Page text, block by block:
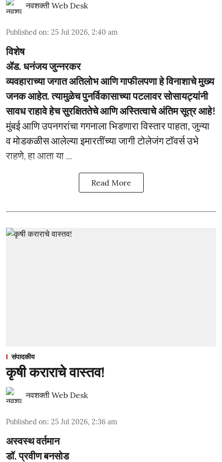
नवशक्ती Web Desk
Published on: 25 Jul 2026, 2:40 am
विशेष
ॲड. धनंजय जुन्नरकर
व्यवहाराच्या जगात अतिलोभ आणि गाफीलपणा हे विनाशाचे मुख्य
जनक आहेत. त्यामुळेच पुनर्विकासाच्या पटलावर सोसायट्यांनी
सावध राहावे हेच सुरक्षिततेचे आणि अस्तित्वाचे अंतिम सूत्र आहे!
मुंबई आणि उपनगरांचा गगनाला भिडणारा विस्तार पाहता, जुन्या
व मोडकळीस आलेल्या इमारतींच्या जागी टोलेजंग टॉवर्स उभे
राहणे, हा आता या ...
Read More
संपादकीय
कृषी कराराचे वास्तव!
नवशक्ती Web Desk
Published on: 25 Jul 2026, 2:36 am
अस्वस्थ वर्तमान
डॉ. प्रवीण बनसोड